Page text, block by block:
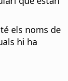
els noms de
hi ha